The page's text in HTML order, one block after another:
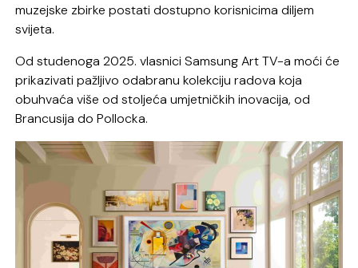
muzejske zbirke postati dostupno korisnicima diljem
svijeta.
Od studenoga 2025. vlasnici Samsung Art TV-a moći će
prikazivati pažljivo odabranu kolekciju radova koja
obuhvaća više od stoljeća umjetničkih inovacija, od
Brancusija do Pollocka.